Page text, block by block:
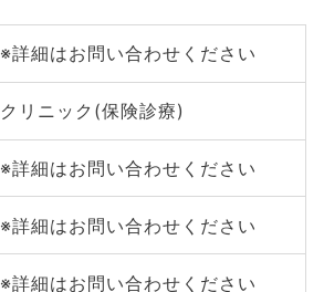
※詳細はお問い合わせください
クリニック(保険診療)
※詳細はお問い合わせください
※詳細はお問い合わせください
※詳細はお問い合わせください